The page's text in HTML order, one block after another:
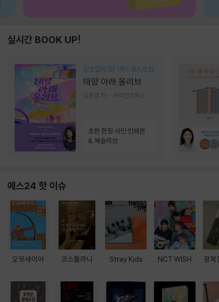
실시간 BOOK UP!
김초엽의 SF 버디 로드트립
태양 아래 올리브
김초엽 저 자이언트북스
초판 한정 사인 인쇄본
& 북슬리브
예스24 핫 이슈
오뒷세이아 코스톨라니 Stray Kids NCT WISH 광복